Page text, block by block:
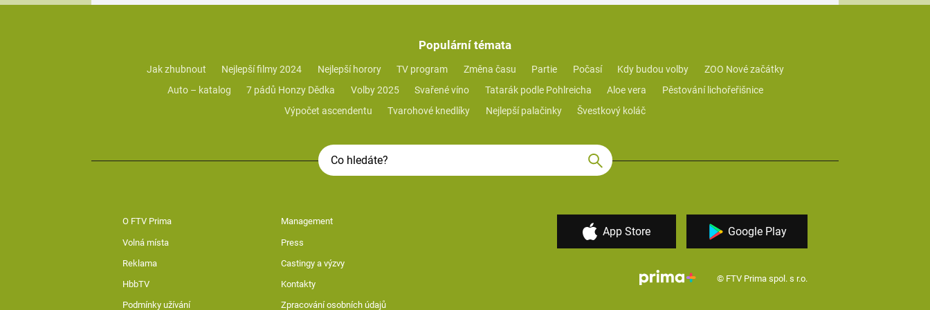
Populární témata
Jak zhubnout Nejlepší filmy 2024 Nejlepší horory TV program Změna času Partie Počasí Kdy budou volby
ZOO Nové začátky
Auto – katalog
7 pádů Honzy Dědka Volby 2025 Svařené víno Tatarák podle Pohlreicha Aloe vera
Pěstování lichořeřišnice
Výpočet ascendentu
Tvarohové knedlíky Nejlepší palačinky Švestkový koláč
O FTV Prima Management
Volná místa Press
Reklama Castingy a výzvy
HbbTV Kontakty
Podmínky užívání Zpracování osobních údajů
App Store Google Play
© FTV Prima spol. s r.o.